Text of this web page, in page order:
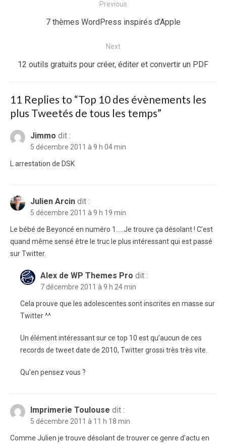
Previous
Previous
7 thèmes WordPress inspirés d’Apple
Next
Next
12 outils gratuits pour créer, éditer et convertir un PDF
11 Replies to “Top 10 des évènements les
plus Tweetés de tous les temps”
Jimmo dit :
5 décembre 2011 à 9 h 04 min
L arrestation de DSK
Julien Arcin dit :
5 décembre 2011 à 9 h 19 min
Le bébé de Beyoncé en numéro 1…..Je trouve ça désolant ! C’est
quand même sensé être le truc le plus intéressant qui est passé
sur Twitter.
Alex de WP Themes Pro dit :
7 décembre 2011 à 9 h 24 min
Cela prouve que les adolescentes sont inscrites en masse sur
Twitter ^^
Un élément intéressant sur ce top 10 est qu’aucun de ces
records de tweet date de 2010, Twitter grossi très très vite.
Qu’en pensez vous ?
Imprimerie Toulouse dit :
5 décembre 2011 à 11 h 18 min
Comme Julien je trouve désolant de trouver ce genre d’actu en